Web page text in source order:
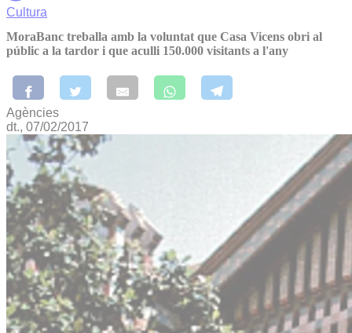
Cultura
MoraBanc treballa amb la voluntat que Casa Vicens obri al
públic a la tardor i que aculli 150.000 visitants a l'any
Agències
dt., 07/02/2017